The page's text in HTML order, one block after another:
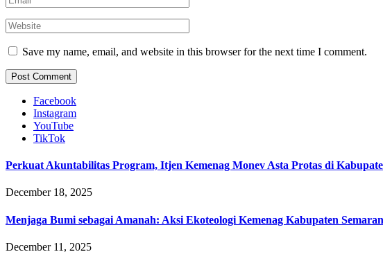
Save my name, email, and website in this browser for the next time I comment.
Facebook
Instagram
YouTube
TikTok
Perkuat Akuntabilitas Program, Itjen Kemenag Monev Asta Protas di
December 18, 2025
Menjaga Bumi sebagai Amanah: Aksi Ekoteologi Kemenag Kabupaten
December 11, 2025